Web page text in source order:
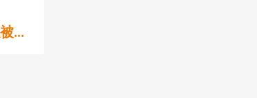
...